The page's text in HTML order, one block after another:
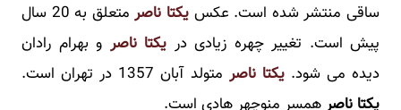
ساقی منتشر شده است. عکس یکتا ناصر
متعلق به 20 سال
پیش است. تغییر چهره زیادی در یکتا ناصر و بهرام رادان
دیده می شود.یکتا ناصر متولد آبان 1357 در تهران است.
یکتا ناصرهمسر منوچهر هادی است.